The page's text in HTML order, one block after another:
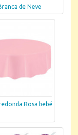
de Neve
Rosa bebé